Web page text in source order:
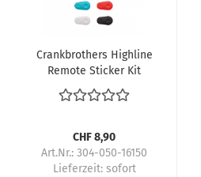
Crankbrothers Highline
Remote Sticker Kit
CHF 8,90
Art.Nr.: 304-050-16150
Lieferzeit: sofort